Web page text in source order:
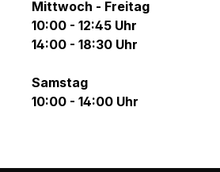
Mittwoch - Freitag
10:00 - 12:45 Uhr
14:00 - 18:30 Uhr
Samstag
10:00 - 14:00 Uhr